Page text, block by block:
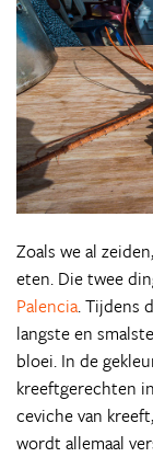
Zoals we al
eten. Die twee
Palencia. Tijdens
langste en
bloei. In de
kreeftgerechten
ceviche van
wordt allemaal